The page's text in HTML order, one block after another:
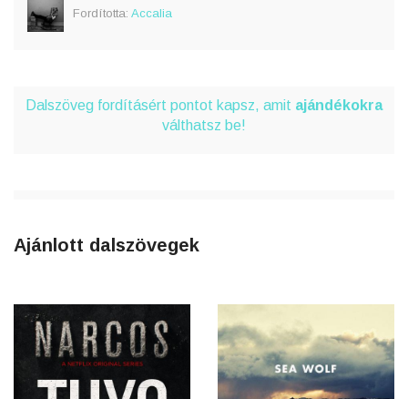
Fordította: Accalia
Dalszöveg fordításért pontot kapsz, amit ajándékokra
válthatsz be!
Ajánlott dalszövegek